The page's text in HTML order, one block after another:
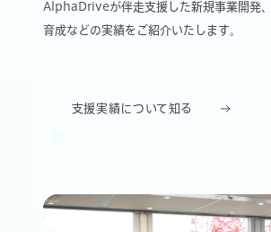
AlphaDriveが伴走支援した新規事業開発
育成などの実績をご紹介いたします。
支援実績について知る